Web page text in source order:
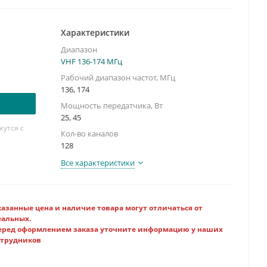
с
Характеристики
Диапазон
VHF 136-174 МГц
Рабочий диапазон частот, МГц
136, 174
Мощность передатчика, Вт
25, 45
Кол-во каналов
128
Все характеристики
цена и наличие товара могут отличаться от
оформлением заказа уточните информацию у наших